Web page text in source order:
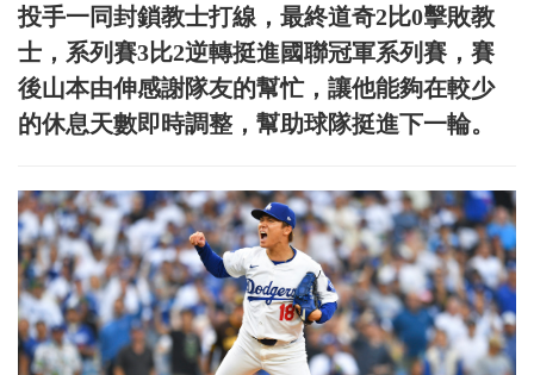
投手一同封鎖教士打線，最終道奇2比0擊敗教
士，系列賽3比2逆轉挺進國聯冠軍系列賽，賽
後山本由伸感謝隊友的幫忙，讓他能夠在較少
的休息天數即時調整，幫助球隊挺進下一輪。